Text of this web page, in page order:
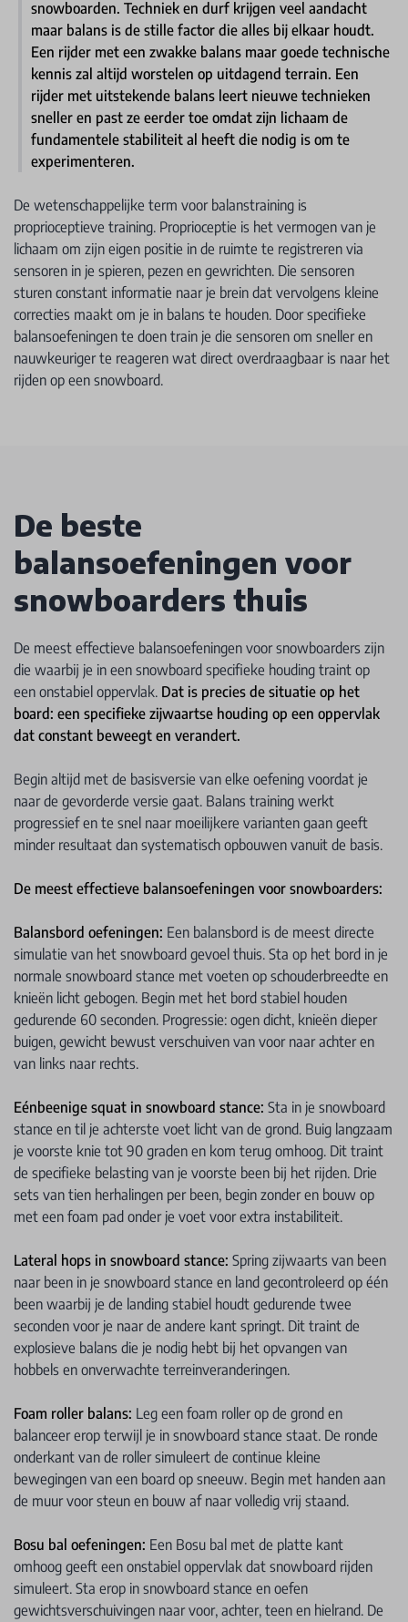
snowboarden. Techniek en durf krijgen veel aandacht
maar balans is de stille factor die alles bij elkaar houdt.
Een rijder met een zwakke balans maar goede technische
kennis zal altijd worstelen op uitdagend terrain. Een
rijder met uitstekende balans leert nieuwe technieken
sneller en past ze eerder toe omdat zijn lichaam de
fundamentele stabiliteit al heeft die nodig is om te
experimenteren.
De wetenschappelijke term voor balanstraining is
proprioceptieve training. Proprioceptie is het vermogen van je
lichaam om zijn eigen positie in de ruimte te registreren via
sensoren in je spieren, pezen en gewrichten. Die sensoren
sturen constant informatie naar je brein dat vervolgens kleine
correcties maakt om je in balans te houden. Door specifieke
balansoefeningen te doen train je die sensoren om sneller en
nauwkeuriger te reageren wat direct overdraagbaar is naar het
rijden op een snowboard.
De beste
balansoefeningen voor
snowboarders thuis
De meest effectieve balansoefeningen voor snowboarders zijn
die waarbij je in een snowboard specifieke houding traint op
een onstabiel oppervlak. Dat is precies de situatie op het
board: een specifieke zijwaartse houding op een oppervlak
dat constant beweegt en verandert.
Begin altijd met de basisversie van elke oefening voordat je
naar de gevorderde versie gaat. Balans training werkt
progressief en te snel naar moeilijkere varianten gaan geeft
minder resultaat dan systematisch opbouwen vanuit de basis.
De meest effectieve balansoefeningen voor snowboarders:
Balansbord oefeningen: Een balansbord is de meest directe
simulatie van het snowboard gevoel thuis. Sta op het bord in je
normale snowboard stance met voeten op schouderbreedte en
knieën licht gebogen. Begin met het bord stabiel houden
gedurende 60 seconden. Progressie: ogen dicht, knieën dieper
buigen, gewicht bewust verschuiven van voor naar achter en
van links naar rechts.
Eénbeenige squat in snowboard stance: Sta in je snowboard
stance en til je achterste voet licht van de grond. Buig langzaam
je voorste knie tot 90 graden en kom terug omhoog. Dit traint
de specifieke belasting van je voorste been bij het rijden. Drie
sets van tien herhalingen per been, begin zonder en bouw op
met een foam pad onder je voet voor extra instabiliteit.
Lateral hops in snowboard stance: Spring zijwaarts van been
naar been in je snowboard stance en land gecontroleerd op één
been waarbij je de landing stabiel houdt gedurende twee
seconden voor je naar de andere kant springt. Dit traint de
explosieve balans die je nodig hebt bij het opvangen van
hobbels en onverwachte terreinveranderingen.
Foam roller balans: Leg een foam roller op de grond en
balanceer erop terwijl je in snowboard stance staat. De ronde
onderkant van de roller simuleert de continue kleine
bewegingen van een board op sneeuw. Begin met handen aan
de muur voor steun en bouw af naar volledig vrij staand.
Bosu bal oefeningen: Een Bosu bal met de platte kant
omhoog geeft een onstabiel oppervlak dat snowboard rijden
simuleert. Sta erop in snowboard stance en oefen
gewichtsverschuivingen naar voor, achter, teen en hielrand. De